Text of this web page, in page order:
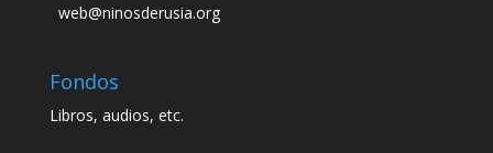
web@ninosderusia.org
Fondos
Libros, audios, etc.